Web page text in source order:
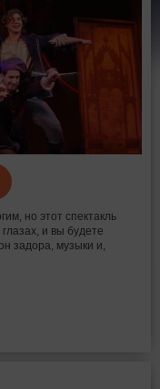
но этот спектакль
и вы будете
задора, музыки и,